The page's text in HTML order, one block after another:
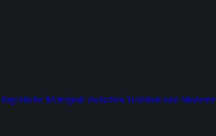
Metropole zwischen Tradition und Moderne